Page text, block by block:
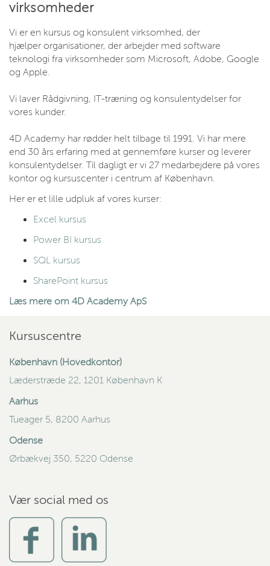
virksomheder
Vi er en kursus og konsulent virksomhed, der
hjælper organisationer, der arbejder med software
teknologi fra virksomheder som Microsoft, Adobe, Google
og Apple.
Vi laver Rådgivning, IT-træning og konsulentydelser for
vores kunder.
4D Academy har rødder helt tilbage til 1991. Vi har mere
end 30 års erfaring med at gennemføre kurser og leverer
konsulentydelser. Til dagligt er vi 27 medarbejdere på vores
kontor og kursuscenter i centrum af København.
Her er et lille udpluk af vores kurser:
Excel kursus
Power BI kursus
SQL kursus
SharePoint kursus
Læs mere om 4D Academy ApS
Kursuscentre
København (Hovedkontor)
Læderstræde 22, 1201 København K
Aarhus
Tueager 5, 8200 Aarhus
Odense
Ørbækvej 350, 5220 Odense
Vær social med os